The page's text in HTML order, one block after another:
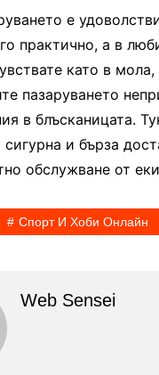
е
практично, а в
като в мола,
пазаруването
в блъсканицата.
сигурна и бърза
обслужване от
Спорт И Хоби Онлайн
Web Sensei